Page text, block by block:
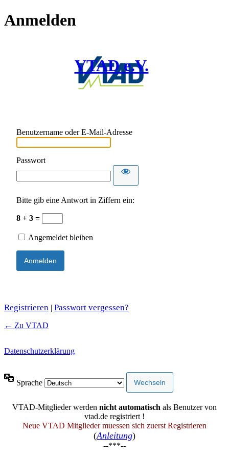
Anmelden
VTAD e.V.
Benutzername oder E-Mail-Adresse
Passwort
Bitte gib eine Antwort in Ziffern ein:
8 + 3 =
Angemeldet bleiben
Registrieren | Passwort vergessen?
← Zu VTAD
Datenschutzerklärung
Sprache
VTAD-Mitglieder werden nicht automatisch als Benutzer von
vtad.de registriert !
Neue VTAD Mitglieder muessen sich zuerst Registrieren
(Anleitung)
--***--